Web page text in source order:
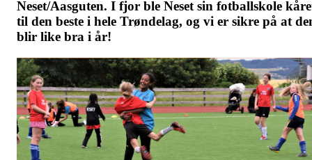
Neset/Aasguten. I fjor ble Neset sin fotballskole
til den beste i hele Trøndelag, og vi er sikre på at
blir like bra i år!